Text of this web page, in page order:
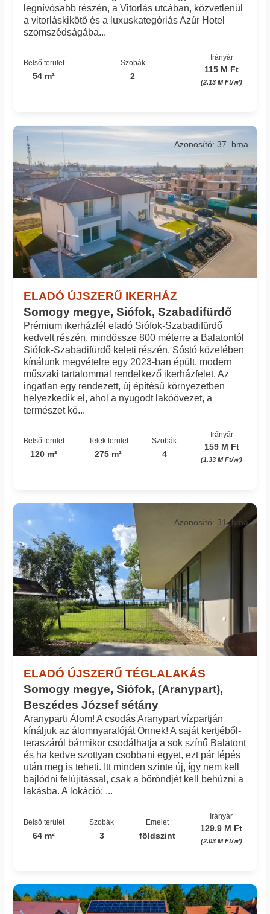
legnívósabb részén, a Vitorlás utcában, közvetlenül
a vitorláskikötő és a luxuskategóriás Azúr Hotel
szomszédságába...
Belső terület
54 m²
Szobák
2
Irányár
115 M Ft
(2.13 M Ft/㎡)
ELADÓ ÚJSZERŰ IKERHÁZ
Somogy megye, Siófok, Szabadifürdő
Azonosító: 37_bma
Prémium ikerházfél eladó Siófok-Szabadifürdő
kedvelt részén, mindössze 800 méterre a Balatontól
Siófok-Szabadifürdő keleti részén, Sóstó közelében
kínálunk megvételre egy 2023-ban épült, modern
műszaki tartalommal rendelkező ikerházfelet. Az
ingatlan egy rendezett, új építésű környezetben
helyezkedik el, ahol a nyugodt lakóövezet, a
természet kö...
Belső terület
120 m²
Telek terület
275 m²
Szobák
4
Irányár
159 M Ft
(1.33 M Ft/㎡)
ELADÓ ÚJSZERŰ TÉGLALAKÁS
Somogy megye, Siófok, (Aranypart),
Beszédes József sétány
Azonosító: 31_bma
Aranyparti Álom! A csodás Aranypart vízpartján
kínáljuk az álomnyaralóját Önnek! A saját kertjéből-
teraszáról bármikor csodálhatja a sok színű Balatont
és ha kedve szottyan csobbani egyet, ezt pár lépés
után meg is teheti. Itt minden szinte új, így nem kell
bajlódni felújítással, csak a bőröndjét kell behúzni a
lakásba. A lokáció: ...
Belső terület
64 m²
Szobák
3
Emelet
földszint
Irányár
129.9 M Ft
(2.03 M Ft/㎡)
Azonosító: 29_bma